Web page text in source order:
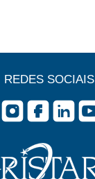
REDES SOCIAIS